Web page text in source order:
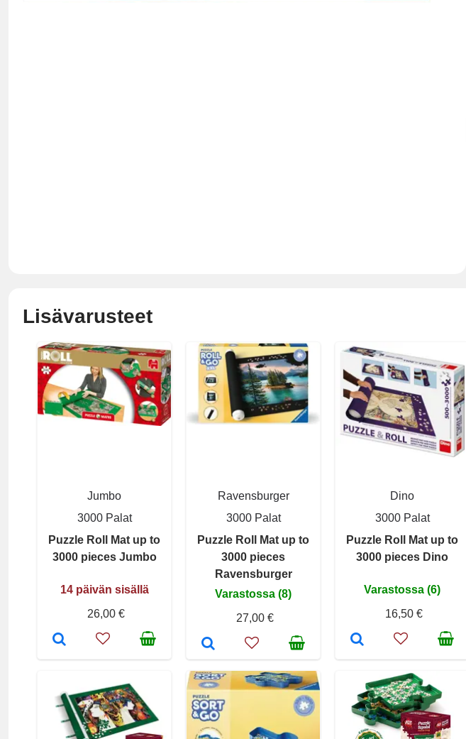
Lisävarusteet
Jumbo
3000 Palat
Puzzle Roll Mat up to
3000 pieces Jumbo
14 päivän sisällä
26,00 €
Ravensburger
3000 Palat
Puzzle Roll Mat up to
3000 pieces
Ravensburger
Varastossa (8)
27,00 €
Dino
3000 Palat
Puzzle Roll Mat up to
3000 pieces Dino
Varastossa (6)
16,50 €